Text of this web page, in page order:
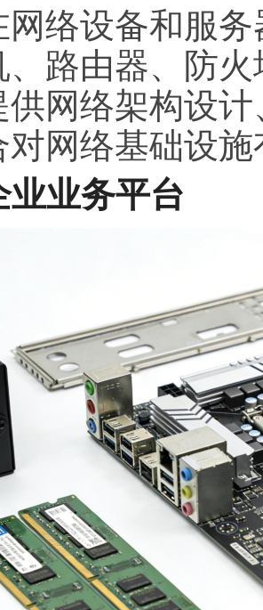
网络设备和服
、路由器、防
供网络架构设
对网络基础设
业业务平台